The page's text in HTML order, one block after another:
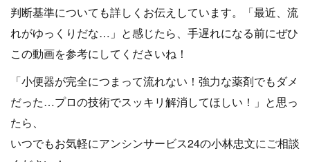
判断基準についても詳しくお伝えしています。「最近、流
れがゆっくりだな…」と感じたら、手遅れになる前にぜひ
この動画を参考にしてくださいね！
「小便器が完全につまって流れない！強力な薬剤でもダメ
だった…プロの技術でスッキリ解消してほしい！」と思っ
たら、
いつでもお気軽にアンシンサービス24の小林忠文にご相談